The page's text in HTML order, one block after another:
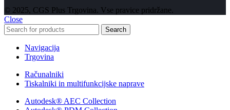
© 2025, CGS Plus Trgovina. Vse pravice pridržane.
Close
Search
Navigacija
Trgovina
Računalniki
Tiskalniki in multifunkcijske naprave
Autodesk® AEC Collection